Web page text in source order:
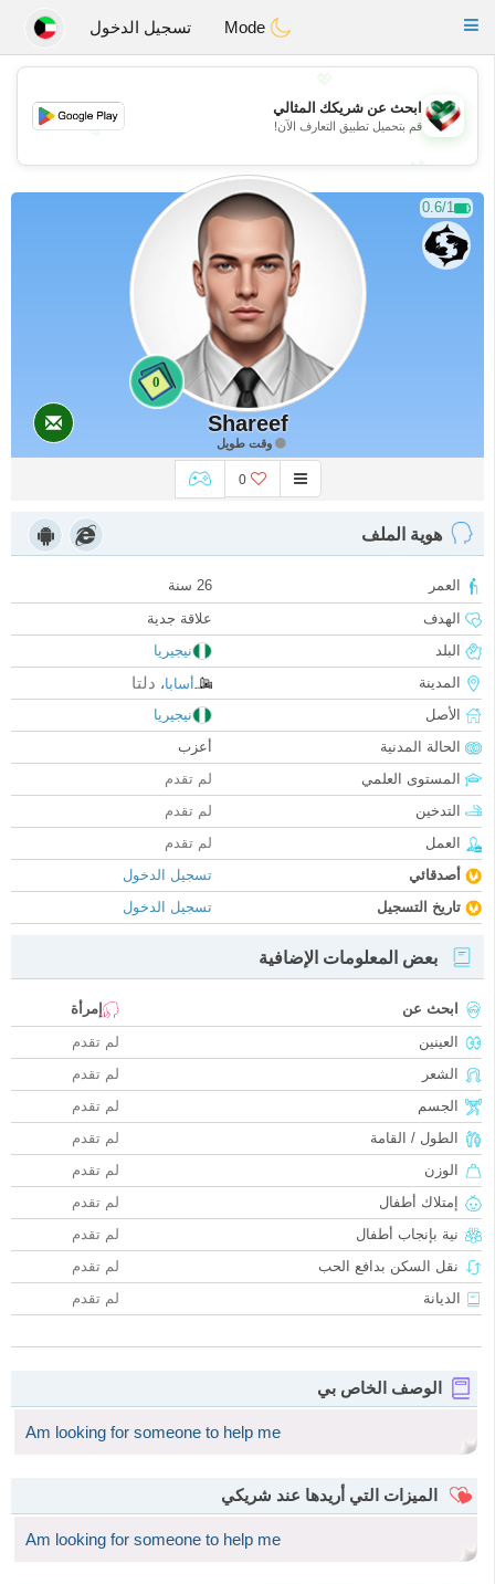
KuwaitChat
Toggle
تسجيل الدخول
💖
💕
💕
ابحث عن شريكك المثالي
قم بتحميل تطبيق التعارف الآن!
0.6/1
0
Shareef
وقت طويل
0
هوية الملف
العمر
26 سنة
الهدف
علاقة جدية
البلد
نيجيريا
المدينة
أسابا، دلتا
الأصل
نيجيريا
الحالة المدنية
أعزب
المستوى العلمي
لم تقدم
التدخين
لم تقدم
العمل
لم تقدم
أصدقائي
تسجيل الدخول
تاريخ التسجيل
تسجيل الدخول
بعض المعلومات الإضافية
ابحث عن
إمرأة
العينين
لم تقدم
الشعر
لم تقدم
الجسم
لم تقدم
الطول / القامة
لم تقدم
الوزن
لم تقدم
إمتلاك أطفال
لم تقدم
نية بإنجاب أطفال
لم تقدم
نقل السكن بدافع الحب
لم تقدم
الديانة
لم تقدم
الوصف الخاص بي
Am looking for someone to help me
الميزات التي أريدها عند شريكي
Am looking for someone to help me